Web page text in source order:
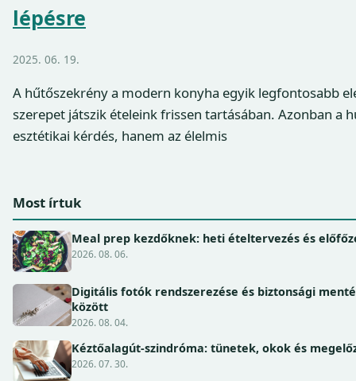
lépésre
2025. 06. 19.
A hűtőszekrény a modern konyha egyik legfontosabb
szerepet játszik ételeink frissen tartásában. Azonban a
esztétikai kérdés, hanem az élelmis
Most írtuk
Meal prep kezdőknek: heti ételtervezés és
2026. 08. 06.
Digitális fotók rendszerezése és biztonsági
között
2026. 08. 04.
Kéztőalagút-szindróma: tünetek, okok és
2026. 07. 30.